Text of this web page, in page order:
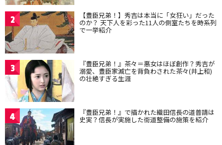
2 【豊臣兄弟！】秀吉は本当に「女狂い」だった
のか？ 天下人を彩った11人の側室たちを時系列
で一挙紹介
3 『豊臣兄弟！』茶々＝悪女はほぼ創作？秀吉が
溺愛、豊臣家滅亡を背負わされた茶々(井上和)
の壮絶すぎる生涯
4 『豊臣兄弟！』で描かれた織田信長の道普請は
史実？信長が実施した街道整備の施策を紹介